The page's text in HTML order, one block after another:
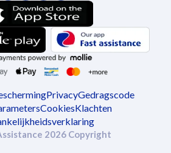
PrivacyGedragscode
CookiesKlachten
2026 Copyright